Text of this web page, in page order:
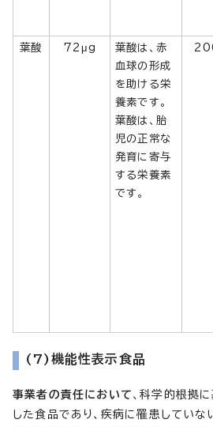
葉酸 72μg
葉酸は、赤
血球の形成
を助ける栄
養素です。
葉酸は、胎
児の正常な
発育に寄与
する栄養素
です。
(7)機能性表示食品
事業者の責任において 、科学的根拠
した食品であり、疾病に罹患してい